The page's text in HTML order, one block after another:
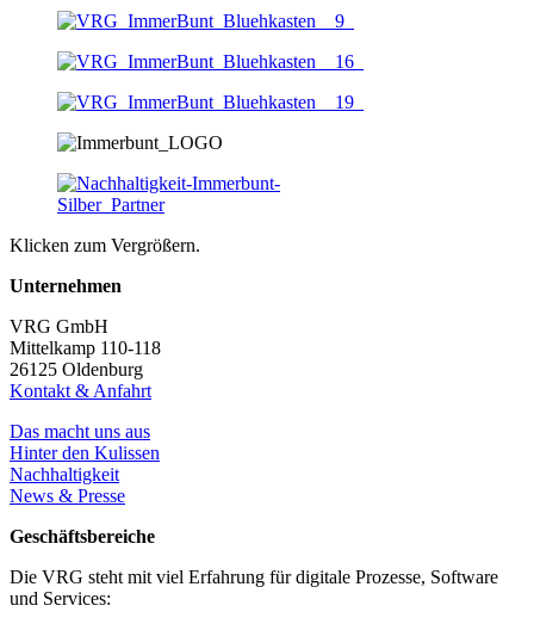
Klicken zum Vergrößern.
Unternehmen
VRG GmbH
Mittelkamp 110-118
26125 Oldenburg
Kontakt & Anfahrt
Das macht uns aus
Hinter den Kulissen
Nachhaltigkeit
News & Presse
Geschäftsbereiche
Die VRG steht mit viel Erfahrung für digitale Prozesse, Software
und Services: